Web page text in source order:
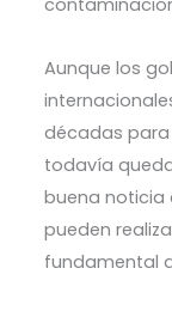
Aunque los
décadas para
todavía
buena noticia
pueden
fundamental